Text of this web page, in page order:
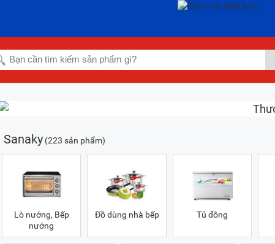
Sanaky (223 sản phẩm)
Lò nướng, Bếp
nướng
Đồ dùng nhà bếp Tủ đông